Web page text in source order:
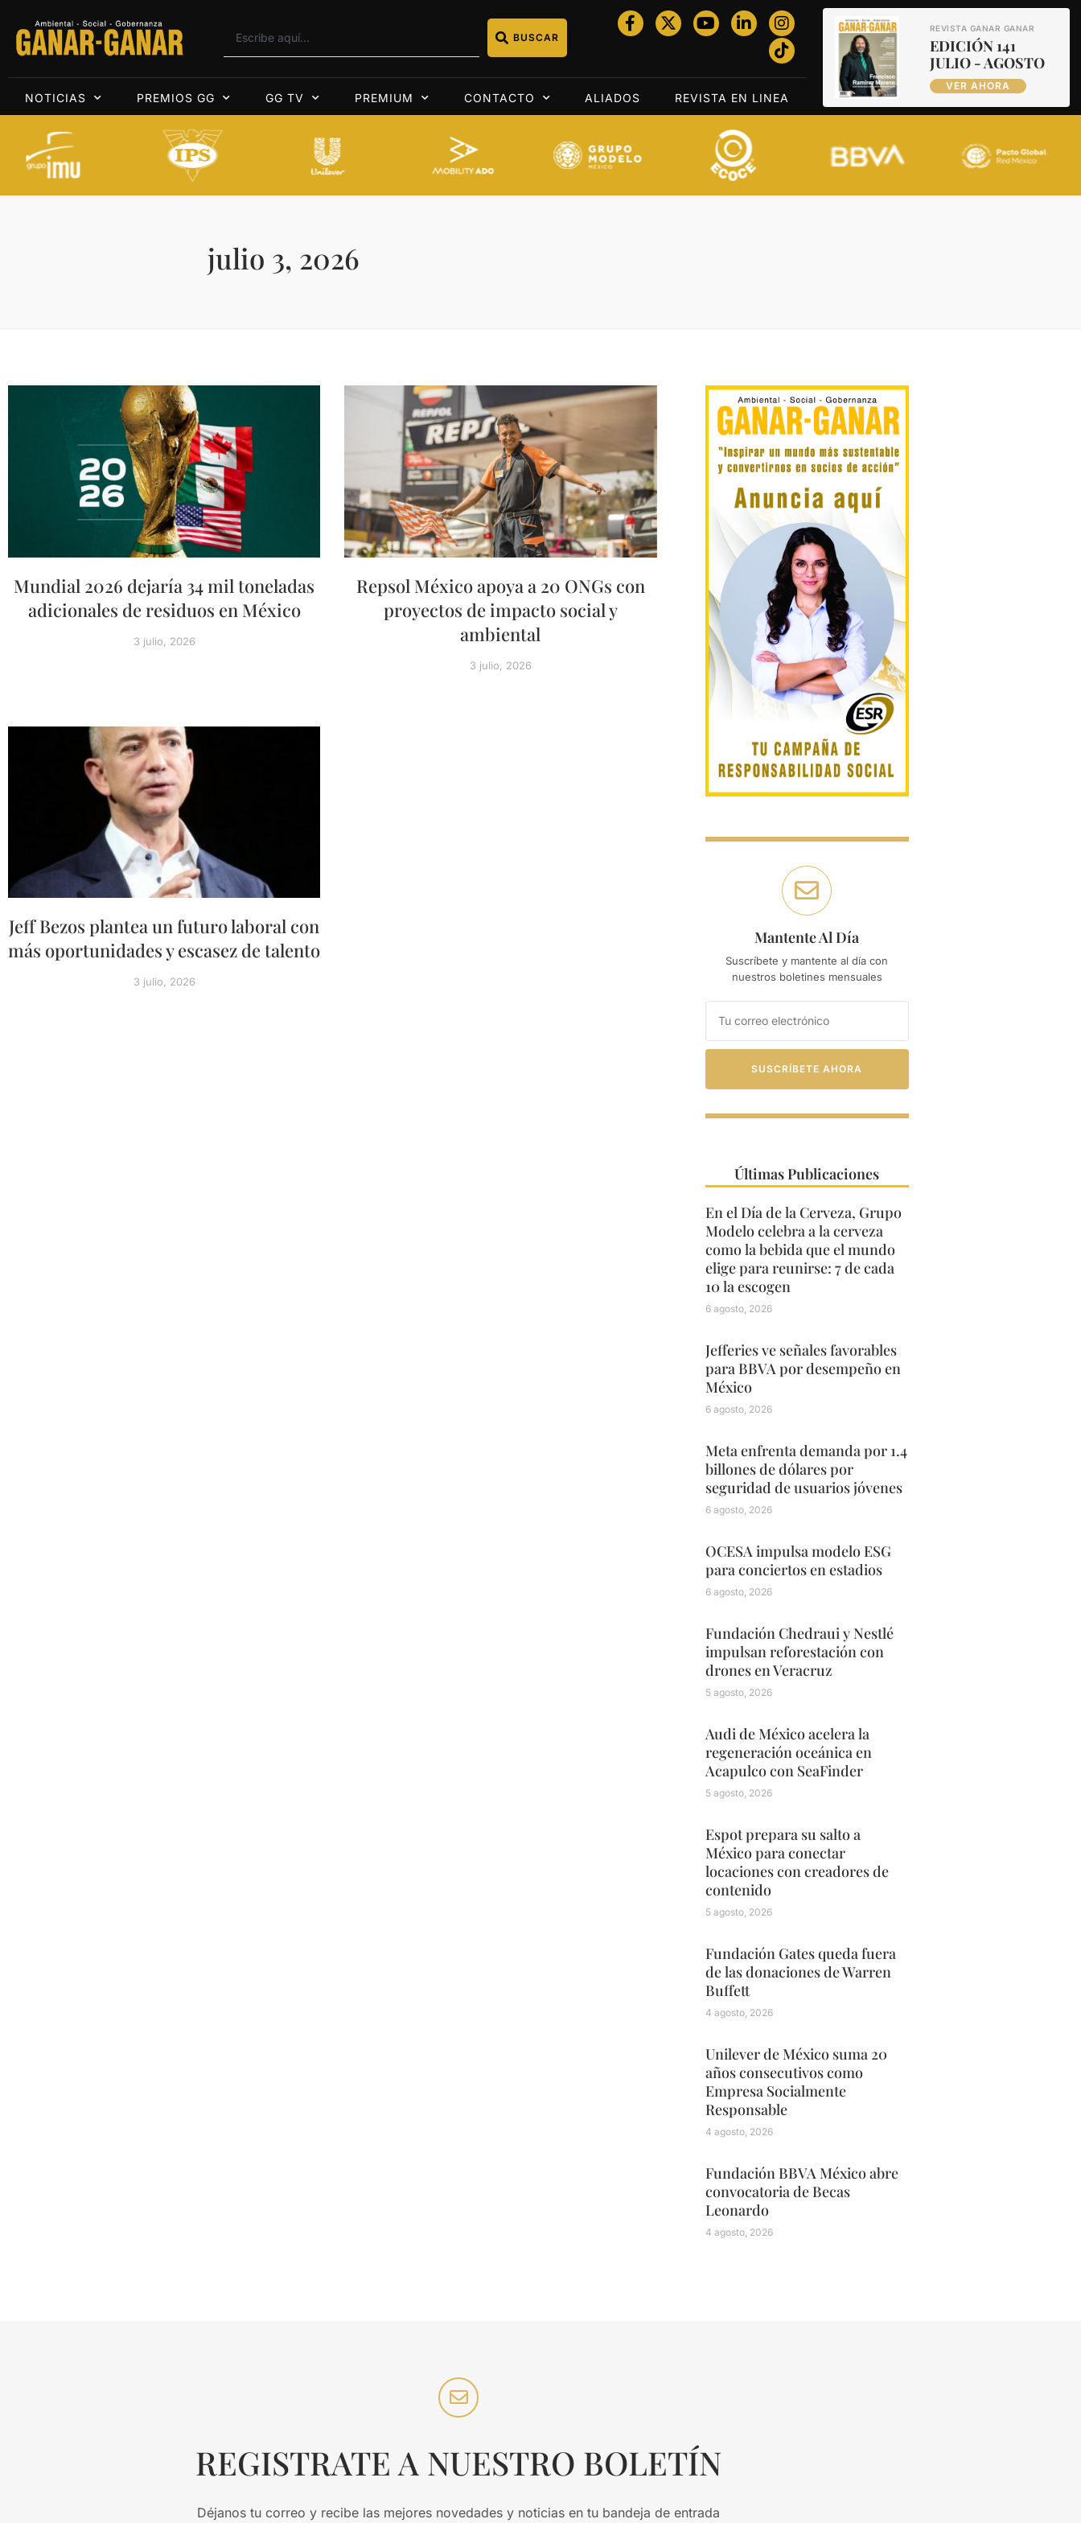
BUSCAR
NOTICIAS PREMIOS GG GG TV PREMIUM CONTACTO ALIADOS REVISTA EN LINEA
REVISTA GANAR GANAR
EDICIÓN 141
JULIO - AGOSTO
VER AHORA
julio 3, 2026
Mundial 2026 dejaría 34 mil toneladas
adicionales de residuos en México
3 julio, 2026
Repsol México apoya a 20 ONGs con
proyectos de impacto social y
ambiental
3 julio, 2026
Jeff Bezos plantea un futuro laboral con
más oportunidades y escasez de talento
3 julio, 2026
Mantente Al Día
Suscríbete y mantente al día con
nuestros boletines mensuales
SUSCRÍBETE AHORA
Últimas Publicaciones
En el Día de la Cerveza, Grupo
Modelo celebra a la cerveza
como la bebida que el mundo
elige para reunirse: 7 de cada
10 la escogen
6 agosto, 2026
Jefferies ve señales favorables
para BBVA por desempeño en
México
6 agosto, 2026
Meta enfrenta demanda por 1.4
billones de dólares por
seguridad de usuarios jóvenes
6 agosto, 2026
OCESA impulsa modelo ESG
para conciertos en estadios
6 agosto, 2026
Fundación Chedraui y Nestlé
impulsan reforestación con
drones en Veracruz
5 agosto, 2026
Audi de México acelera la
regeneración oceánica en
Acapulco con SeaFinder
5 agosto, 2026
Espot prepara su salto a
México para conectar
locaciones con creadores de
contenido
5 agosto, 2026
Fundación Gates queda fuera
de las donaciones de Warren
Buffett
4 agosto, 2026
Unilever de México suma 20
años consecutivos como
Empresa Socialmente
Responsable
4 agosto, 2026
Fundación BBVA México abre
convocatoria de Becas
Leonardo
4 agosto, 2026
REGISTRATE A NUESTRO BOLETÍN
Déjanos tu correo y recibe las mejores novedades y noticias en tu bandeja de entrada